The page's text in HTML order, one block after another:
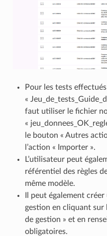
Pour les tests
«
faut utiliser le fichier
«
le bouton « Autres
l’action « Importer ».
L’utilisateur peut
référentiel des règles
même modèle.
Il peut également
gestion en cliquant sur
de gestion » et en
obligatoires.